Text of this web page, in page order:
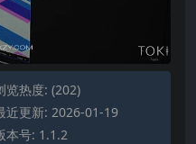
览热度: (202)
近更新: 2026-01-19
本号: 1.1.2